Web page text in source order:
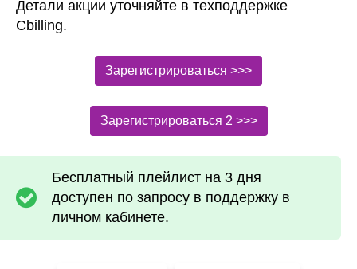
Детали акции уточняйте в техподдержке
Cbilling.
Зарегистрироваться >>>
Зарегистрироваться 2 >>>
Бесплатный плейлист на 3 дня
доступен по запросу в поддержку в
личном кабинете.